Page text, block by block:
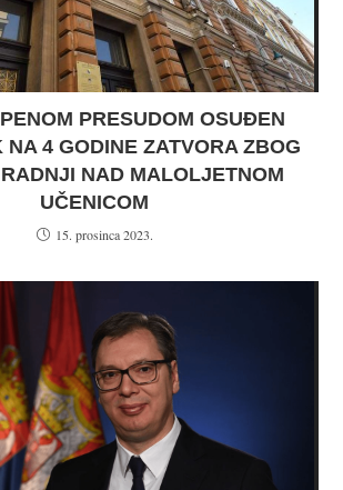
PRESUDOM OSUĐEN
NA 4 GODINE ZATVORA ZBOG
NAD MALOLJETNOM
UČENICOM
15. prosinca 2023.